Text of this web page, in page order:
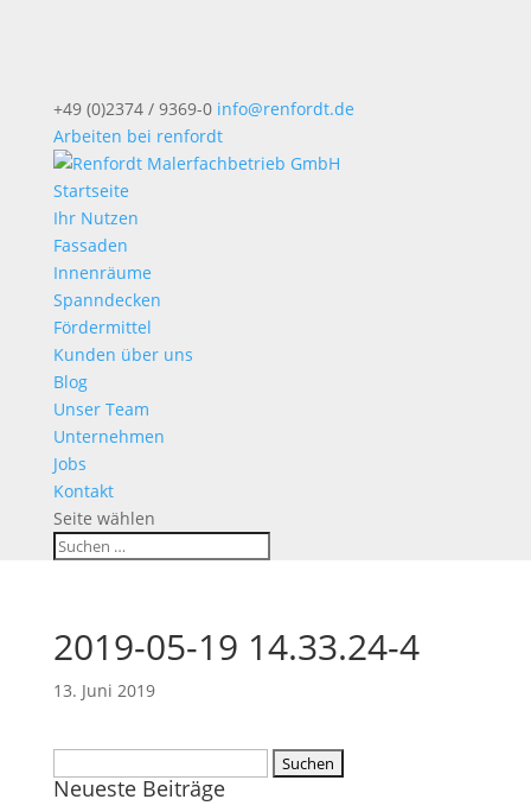
+49 (0)2374 / 9369-0 info@renfordt.de
Arbeiten bei renfordt
Startseite
Ihr Nutzen
Fassaden
Innenräume
Spanndecken
Fördermittel
Kunden über uns
Blog
Unser Team
Unternehmen
Jobs
Kontakt
Seite wählen
2019-05-19 14.33.24-4
13. Juni 2019
nach:
Neueste Beiträge